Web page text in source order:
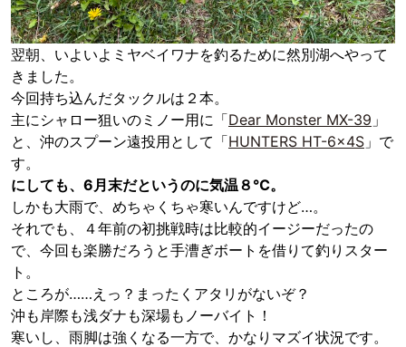
翌朝、いよいよミヤベイワナを釣るために然別湖へやって
きました。
今回持ち込んだタックルは２本。
主にシャロー狙いのミノー用に「Dear Monster MX-39 」
と、沖のスプーン遠投用として「HUNTERS HT-6x4S 」で
す。
にしても、6月末だというのに気温８℃。
しかも大雨で、めちゃくちゃ寒いんですけど…。
それでも、４年前の初挑戦時は比較的イージーだったの
で、今回も楽勝だろうと手漕ぎボートを借りて釣りスター
ト。
ところが……えっ？まったくアタリがないぞ？
沖も岸際も浅ダナも深場もノーバイト！
寒いし、雨脚は強くなる一方で、かなりマズイ状況です。